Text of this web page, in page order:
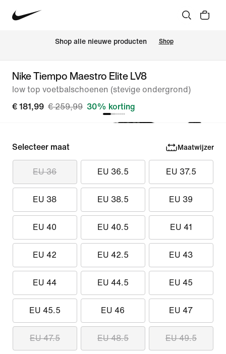
Shop alle nieuwe producten Shop
Nike Tiempo Maestro Elite LV8
low top voetbalschoenen (stevige ondergrond)
€ 181,99 € 259,99 30% korting
Selecteer maat Maatwijzer
EU 36 EU 36.5 EU 37.5
EU 38 EU 38.5 EU 39
EU 40 EU 40.5 EU 41
EU 42 EU 42.5 EU 43
EU 44 EU 44.5 EU 45
EU 45.5 EU 46 EU 47
EU 47.5 EU 48.5 EU 49.5